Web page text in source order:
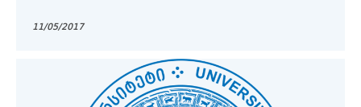
11/05/2017